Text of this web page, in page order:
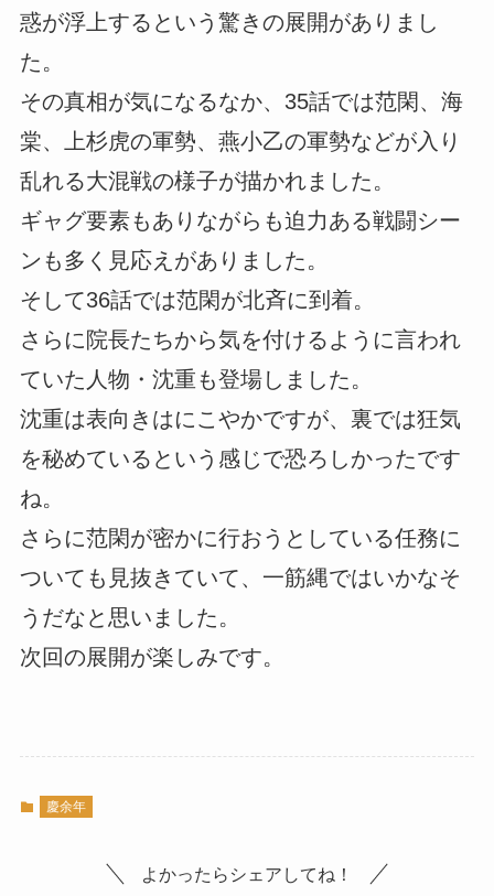
惑が浮上するという驚きの展開がありまし
た。
その真相が気になるなか、35話では范閑、海
棠、上杉虎の軍勢、燕小乙の軍勢などが入り
乱れる大混戦の様子が描かれました。
ギャグ要素もありながらも迫力ある戦闘シー
ンも多く見応えがありました。
そして36話では范閑が北斉に到着。
さらに院長たちから気を付けるように言われ
ていた人物・沈重も登場しました。
沈重は表向きはにこやかですが、裏では狂気
を秘めているという感じで恐ろしかったです
ね。
さらに范閑が密かに行おうとしている任務に
ついても見抜きていて、一筋縄ではいかなそ
うだなと思いました。
次回の展開が楽しみです。
慶余年
よかったらシェアしてね！